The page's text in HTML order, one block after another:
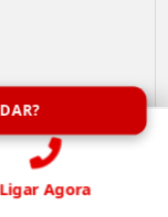
Ligar Agora